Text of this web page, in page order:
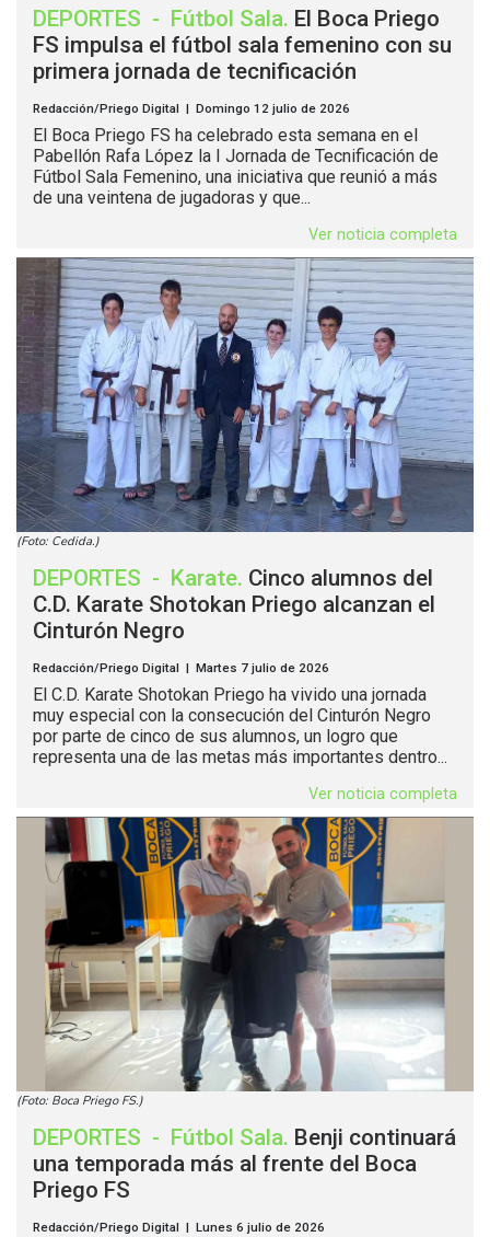
DEPORTES - Fútbol Sala. El Boca Priego
FS impulsa el fútbol sala femenino con su
primera jornada de tecnificación
Redacción/Priego Digital | Domingo 12 julio de 2026
El Boca Priego FS ha celebrado esta semana en el
Pabellón Rafa López la I Jornada de Tecnificación de
Fútbol Sala Femenino, una iniciativa que reunió a más
de una veintena de jugadoras y que...
Ver noticia completa
(Foto: Cedida.)
DEPORTES - Karate. Cinco alumnos del
C.D. Karate Shotokan Priego alcanzan el
Cinturón Negro
Redacción/Priego Digital | Martes 7 julio de 2026
El C.D. Karate Shotokan Priego ha vivido una jornada
muy especial con la consecución del Cinturón Negro
por parte de cinco de sus alumnos, un logro que
representa una de las metas más importantes dentro...
Ver noticia completa
(Foto: Boca Priego FS.)
DEPORTES - Fútbol Sala. Benji continuará
una temporada más al frente del Boca
Priego FS
Redacción/Priego Digital | Lunes 6 julio de 2026